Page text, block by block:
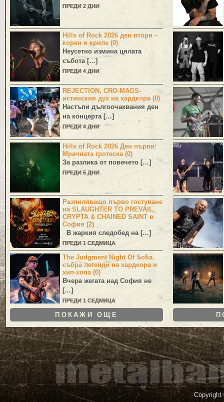
ПРЕДИ 2 ДНИ
Hills of Rock 2026 ден втори –
корен и криле (0)
Неусетно измина цялата
събота […]
ПРЕДИ 4 ДНИ
REJECTION, CRO-MAGS-
истинския дух на хардкора (0)
Настъпи дългоочаквания ден
на концерта […]
ПРЕДИ 4 ДНИ
Hills of Rock 2026 Ден първи:
Мрачната гротеска (0)
За разлика от повечето […]
ПРЕДИ 5 ДНИ
Разпиляващо първо гостуване
на SLAUGHTER TO PREVAIL,
CRYPTA & CHAINED SAINT в
София (2)
В жаркия следобед на […]
ПРЕДИ 1 СЕДМИЦА
The Judgment Night Of Sofia
събра легенди на хардкора и
хип-хопа (0)
Вчера жегата над София не
[…]
ПРЕДИ 1 СЕДМИЦА
ПОКАЖИ ОЩЕ